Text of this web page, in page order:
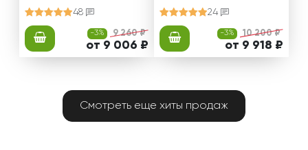
48
-3% 9 260 ₽
от 9 006 ₽
24
-3% 10 200 ₽
от 9 918 ₽
Смотреть еще хиты продаж